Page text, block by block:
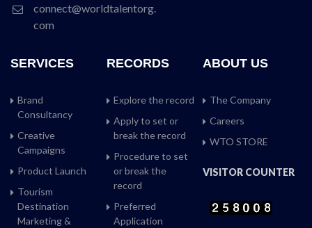
connect@worldtalentorg.
com
SERVICES
Brand
Consultancy
Creative
Campaigns
Product Launch
Tourism
Destination
Marketing &
RECORDS
Explore the record
Apply to set or
break the record
Procedure to set
or break the
record
Preferred
Application
ABOUT US
The Company
Careers
WTO STORE
VISITOR COUNTER